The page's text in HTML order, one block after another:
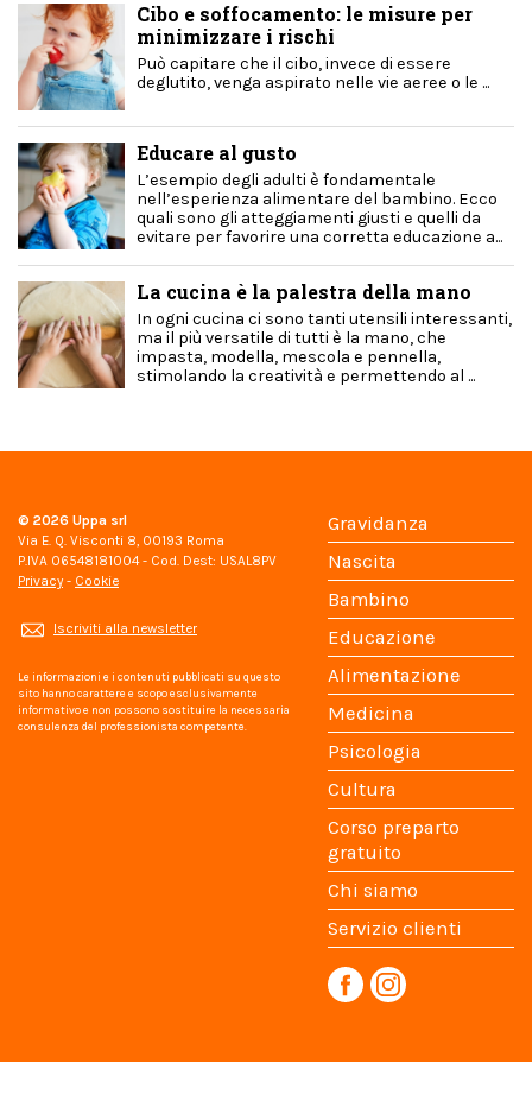
Cibo e soffocamento: le misure per
minimizzare i rischi
Può capitare che il cibo, invece di essere
deglutito, venga aspirato nelle vie aeree o le ...
Educare al gusto
L’esempio degli adulti è fondamentale
nell’esperienza alimentare del bambino. Ecco
quali sono gli atteggiamenti giusti e quelli da
evitare per favorire una corretta educazione a...
La cucina è la palestra della mano
In ogni cucina ci sono tanti utensili interessanti,
ma il più versatile di tutti è la mano, che
impasta, modella, mescola e pennella,
stimolando la creatività e permettendo al ...
© 2026 Uppa srl
Via E. Q. Visconti 8, 00193 Roma
P.IVA 06548181004 - Cod. Dest: USAL8PV
Privacy - Cookie
Iscriviti alla newsletter
Le informazioni e i contenuti pubblicati su questo
sito hanno carattere e scopo esclusivamente
informativo e non possono sostituire la necessaria
consulenza del professionista competente.
Gravidanza
Nascita
Bambino
Educazione
Alimentazione
Medicina
Psicologia
Cultura
Corso preparto
gratuito
Chi siamo
Servizio clienti